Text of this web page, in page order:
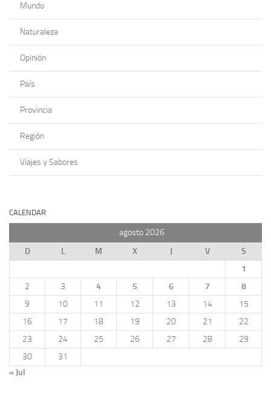
Mundo
Naturaleza
Opinión
País
Provincia
Región
Viajes y Sabores
CALENDAR
agosto 2026
D
L M X J V
S
1
2
3 4 5 6 7
8
9
10 11 12 13 14
15
16
17 18 19 20 21
22
23
24 25 26 27 28
29
30
31
« Jul